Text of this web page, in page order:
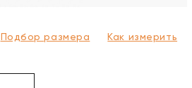
Подбор размера Как измерить